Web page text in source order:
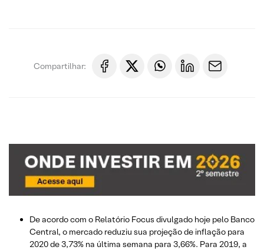
Compartilhar:
De acordo com o Relatório Focus divulgado hoje pelo Banco
Central, o mercado reduziu sua projeção de inflação para
2020 de 3,73% na última semana para 3,66%. Para 2019, a